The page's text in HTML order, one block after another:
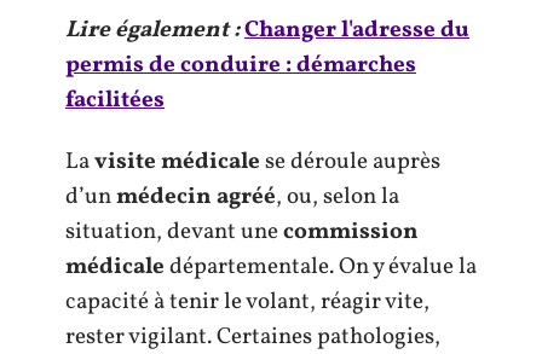
Lire également :Changer l'adresse du
permis de conduire : démarches
facilitées
Lavisite médicalese déroule auprès
d’unmédecin agréé, ou, selon la
situation, devant unecommission
médicaledépartementale. On y évalue la
capacité à tenir le volant, réagir vite,
rester vigilant. Certaines pathologies,